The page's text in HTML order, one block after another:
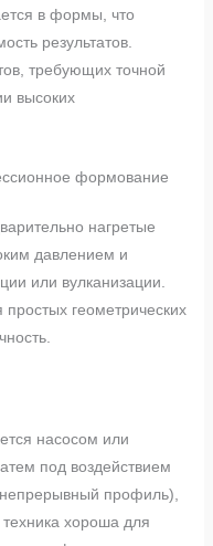
в формы, что
результатов.
требующих точной
высоких
формование
нагретые
давлением и
или вулканизации.
геометрических
насосом или
под воздействием
профиль),
хороша для